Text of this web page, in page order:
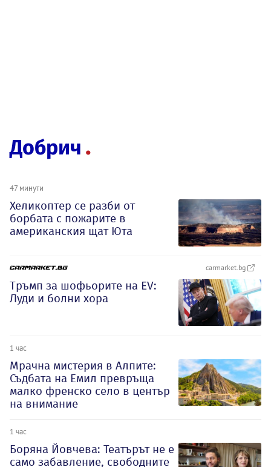
Добрич
47 минути
Хеликоптер се разби от
борбата с пожарите в
американския щат Юта
carmarket.bg
Тръмп за шофьорите на EV:
Луди и болни хора
1 час
Мрачна мистерия в Алпите:
Съдбата на Емил превръща
малко френско село в център
на внимание
1 час
Боряна Йовчева: Театърът не е
само забавление, свободните